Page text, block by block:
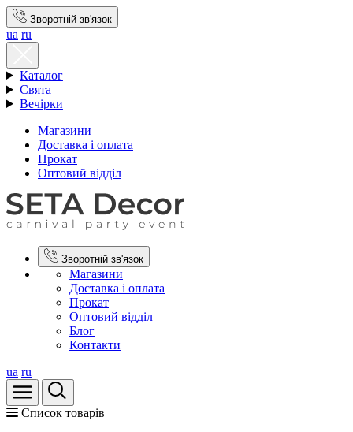
Зворотній зв'язок
ua ru
Каталог
Свята
Вечірки
Магазини
Доставка і оплата
Прокат
Оптовий відділ
Зворотній зв'язок
Магазини
Доставка і оплата
Прокат
Оптовий відділ
Блог
Контакти
ua ru
Список товарів